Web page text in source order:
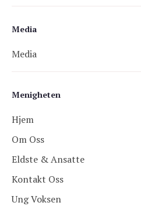
Menigheten
Hjem
Om Oss
Eldste & Ansatte
Kontakt Oss
Ung Voksen
Media
Media